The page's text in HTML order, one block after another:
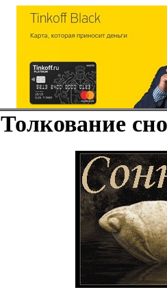
Толкование